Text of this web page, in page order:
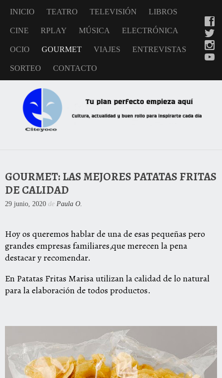
INICIO TEATRO TELEVISIÓN LIBROS
CINE RPLAY MÚSICA ELECTRÓNICA
OCIO GOURMET VIAJES ENTREVISTAS
SORTEO CONTACTO
GOURMET: LAS MEJORES PATATAS FRITAS
DE CALIDAD
29 junio, 2020 de Paula O.
Hoy os queremos hablar de una de esas pequeñas pero
grandes empresas familiares,que merecen la pena
destacar y recomendar.
En Patatas Fritas Marisa utilizan la calidad de lo natural
para la elaboración de todos productos.